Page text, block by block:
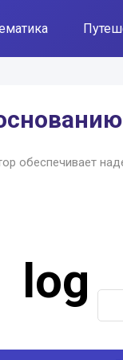
обеспечивает
log